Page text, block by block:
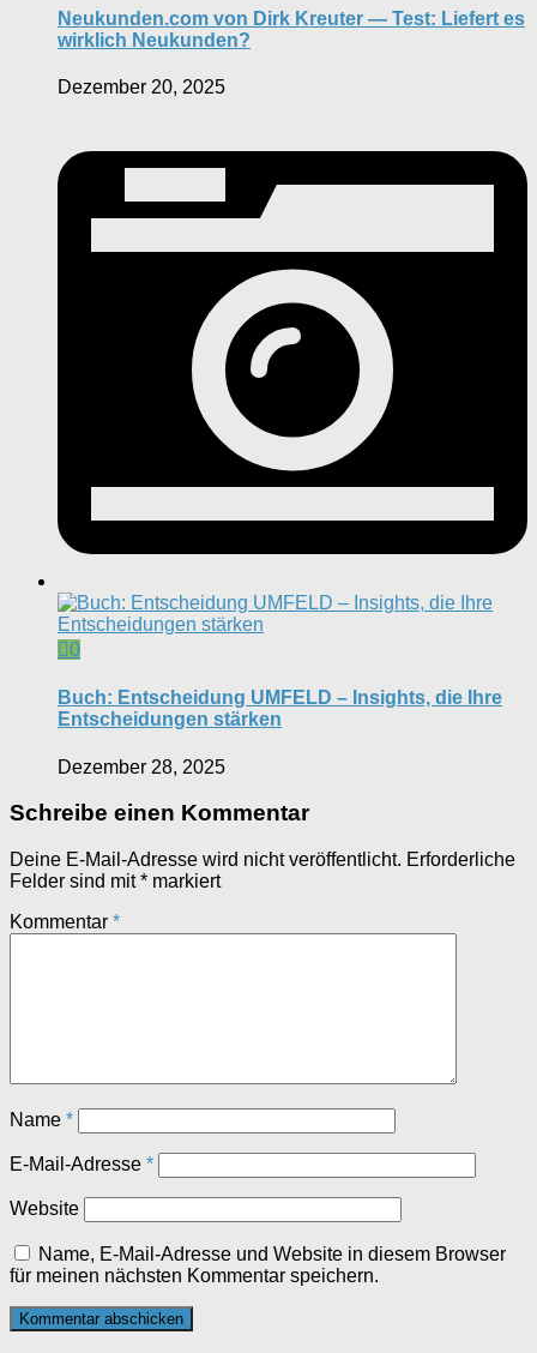
Neukunden.com von Dirk Kreuter — Test: Liefert es
wirklich Neukunden?
Dezember 20, 2025
0
Buch: Entscheidung UMFELD – Insights, die Ihre
Entscheidungen stärken
Dezember 28, 2025
Schreibe einen Kommentar
Deine E-Mail-Adresse wird nicht veröffentlicht. Erforderliche
Felder sind mit* markiert
Kommentar *
Name *
E-Mail-Adresse *
Website
Name, E-Mail-Adresse und Website in diesem Browser
für meinen nächsten Kommentar speichern.